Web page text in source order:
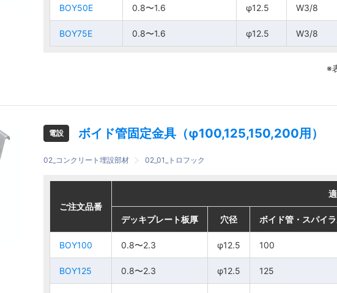
BOY50E 0.8〜1.6 W3/8
BOY75E 0.8〜1.6 W3/8
BOY50E 0.8〜1.6 φ12.5 W3/8
BOY75E 0.8〜1.6 φ12.5 W3/8
BOY50E 0.8〜1.6 W3/8
BOY75E 0.8〜1.6 W3/8
BOY50E 0.8〜1.6 φ12.5 W3/8
BOY75E 0.8〜1.6 φ12.5 W3/8
※
電設 ボイド管固定金具（φ100,125,150,200用）
02_コンクリート埋設部材 02_01_トロフック
ご注文品番
デッキプレート板厚 穴径 ボイド管・スパイ
BOY100 0.8〜2.3 φ12.5 100
BOY125 0.8〜2.3 φ12.5 125
ご注文品番
デッキプレート板厚 穴径 ボイド管・スパイ
BOY100 0.8〜2.3 φ12.5 100
BOY125 0.8〜2.3 φ12.5 125
ご注文品番
デッキプレート板厚 穴径 ボイド管・スパイ
BOY100 0.8〜2.3 φ12.5 100
BOY125 0.8〜2.3 φ12.5 125
ご注文品番
デッキプレート板厚 穴径 ボイド管・スパイ
BOY100 0.8〜2.3 φ12.5 100
BOY125 0.8〜2.3 φ12.5 125